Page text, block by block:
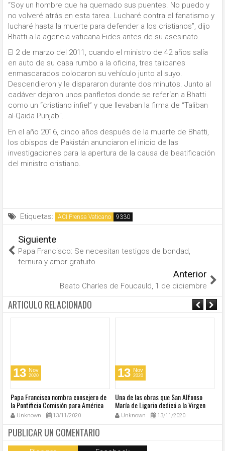
“Soy un hombre que ha quemado sus puentes. No puedo y
no volveré atrás en esta tarea. Lucharé contra el fanatismo y
lucharé hasta la muerte para defender a los cristianos”, dijo
Bhatti a la agencia vaticana Fides antes de su asesinato.
El 2 de marzo del 2011, cuando el ministro de 42 años salía
en auto de su casa rumbo a la oficina, tres talibanes
enmascarados colocaron su vehículo junto al suyo.
Descendieron y le dispararon durante dos minutos. Junto al
cadáver dejaron unos panfletos donde se referían a Bhatti
como un “cristiano infiel” y que llevaban la firma de “Taliban
al-Qaida Punjab".
En el año 2016, cinco años después de la muerte de Bhatti,
los obispos de Pakistán anunciaron el inicio de las
investigaciones para la apertura de la causa de beatificación
del ministro cristiano.
Etiquetas: ACI Prensa Vaticano
Siguiente
Papa Francisco: Se necesitan testigos de bondad,
ternura y amor gratuito
Anterior
Beato Charles de Foucauld, 1 de diciembre
ARTICULO RELACIONADO
13 Nov
2020
Papa Francisco nombra consejero de
la Pontificia Comisión para América
Latina
Unknown 13/11/2020
13 Nov
2020
Una de las obras que San Alfonso
María de Ligorio dedicó a la Virgen
cumple 270 años
Unknown 13/11/2020
PUBLICAR UN COMENTARIO